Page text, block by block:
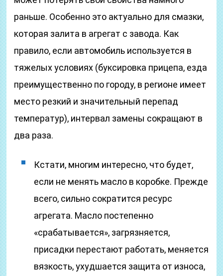
раньше. Особенно это актуально для смазки,
которая залита в агрегат с завода. Как
правило, если автомобиль используется в
тяжелых условиях (буксировка прицепа, езда
преимущественно по городу, в регионе имеет
место резкий и значительный перепад
температур), интервал замены сокращают в
два раза.
Кстати, многим интересно, что будет,
если не менять масло в коробке. Прежде
всего, сильно сократится ресурс
агрегата. Масло постепенно
«срабатывается», загрязняется,
присадки перестают работать, меняется
вязкость, ухудшается защита от износа,